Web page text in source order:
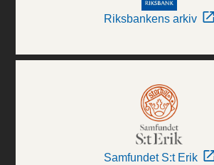
Riksbankens arkiv
Samfundet S:t Erik